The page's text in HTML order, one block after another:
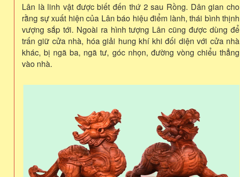
Lân là linh vật được biết đến thứ 2 sau Rồng. Dân gian cho
rằng sự xuất hiện của Lân báo hiệu điểm lành, thái bình thịnh
vượng sắp tới. Ngoài ra hình tượng Lân cũng được dùng để
trấn giữ cửa nhà, hóa giải hung khí khi đối diện với cửa nhà
khác, bị ngã ba, ngã tư, góc nhọn, đường vòng chiểu thẳng
vào nhà.